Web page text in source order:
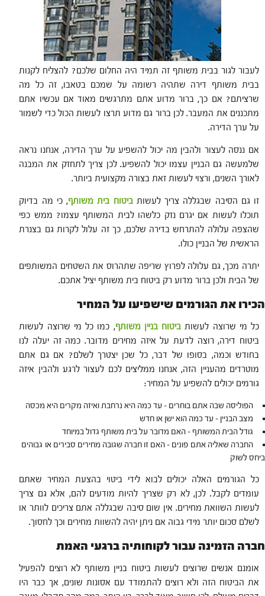
לעבור לגור בבית משותף זה תמיד היה החלום שלכם? להצליח לקנות
בבית משותף דירה שתהיה רשומה על שמכם בטאבו, זה כל מה
שרציתם? אם כך, ברור מדוע אתם מתרגשים מאוד אם עכשיו אתם
מתכננים את המעבר. לכן ברור גם מדוע תרצו לעשות הכול כדי לשמור
על ערך הדירה.
אם ננסה לעצור ולהבין מה יכול להשפיע על ערך הדירה, אנחנו נראה
שלמעשה גם הבניין עצמו יכול להשפיע. לכן צריך לתחזק את המבנה
לאורך השנים, ורצוי לעשות זאת בצורה מקצועית ביותר.
זו גם הסיבה שבגללה צריך לעשותביטוח בית משותף, כי מה בדיוק
תוכלו לעשות אם יגרם נזק כלשהו לבית המשותף עצמו? ממש כפי
שהצפה עלולה להתרחש בדירה שלכם, כך זה עלול לקרות גם בצנרת
הראשית של הבניין כולו.
יתרה מכך, גם עלולה לפרוץ שריפה שתהרוס את השטחים המשותפים
של הבית ולכן ברור מדוע רק ביטוח בית משותף יציל אתכם.
הכירו את הגורמים שישפיעו על המחיר
כל מי שרוצה לעשות ביטוח בניין משותף, כמו כל מי שרוצה לעשות
ביטוח דירה, רוצה לדעת על איזה מחירים מדובר. כמה זה יעלה לנו
בחודש וכמה, בסופו של דבר, כל שכן יצטרך לשלם? אם גם אתם
מוטרדים מהעניין הזה, אנחנו ממליצים לכם לעצור לרגע ולהבין איזה
גורמים יכולים להשפיע על המחיר:
הפוליסה שבה אתם בוחרים – עד כמה היא נרחבת ואיזה מקרים היא מכסה
מצב הבניין – עד כמה הוא ישן או חדש
גודל הבית המשותף – האם מדובר על בית משותף גדול במיוחד
החברה שאליה אתם פונים – האם זו חברה שגובה מחירים סבירים או גבוהים
ביחס לשוק
כל הגורמים האלה יכולים לבוא לידי ביטוי בהצעת המחיר שאתם
עומדים לקבל. לכן, לא רק שצריך להיות מודעים להם, אלא גם צריך
לעשות השוואת מחירים. אין שום סיבה שבגללה אתם צריכים לוותר או
לשלם סכום יותר מידי גבוה אם ניתן יהיה להשוות מחירים וכך לחסוך.
חברה הזמינה עבור לקוחותיה ברגעי האמת
אומנם אנשים שרוצים לעשות ביטוח בניין משותף לא רוצים להפעיל
את הביטוח הזה ולא רוצים להתמודד עם אסונות שונים, אך כבר היו